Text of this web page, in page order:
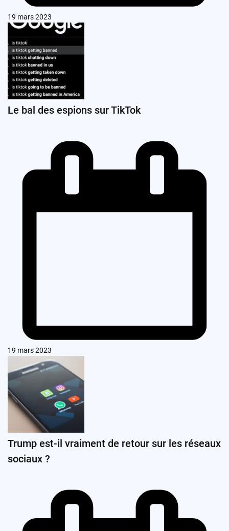
19 mars 2023
Le bal des espions sur TikTok
19 mars 2023
Trump est-il vraiment de retour sur les réseaux
sociaux ?